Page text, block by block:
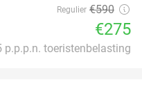
Regulier €590
€275
p.p.p.n. toeristenbelasting